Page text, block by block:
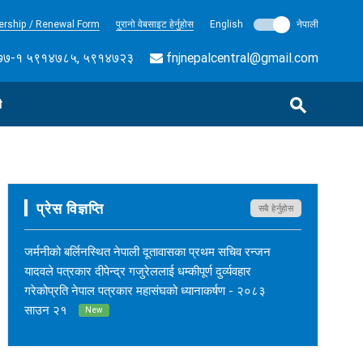
/ Renewal Form पुरानो वेबसाइट हेर्नुहोस English नेपाली
१ ५९१४७८५, ५९१४७२३ fnjnepalcentral@gmail.com
प्रेस विज्ञप्ति सबै हेर्नुहोस
जर्मनीको बर्लिनस्थित नेपाली दूतावासका प्रथम सचिव रन्जन
यादवले पत्रकार दीपेन्द्र गजुरेललाई धम्कीपूर्ण दुर्व्यवहार
गरेकोप्रति नेपाल पत्रकार महासंघको ध्यानाकर्षण - २०८३
साउन २१
New
नेपाल कर्म अनलाइनका सम्पादक सुशीलकुमार खड्काको